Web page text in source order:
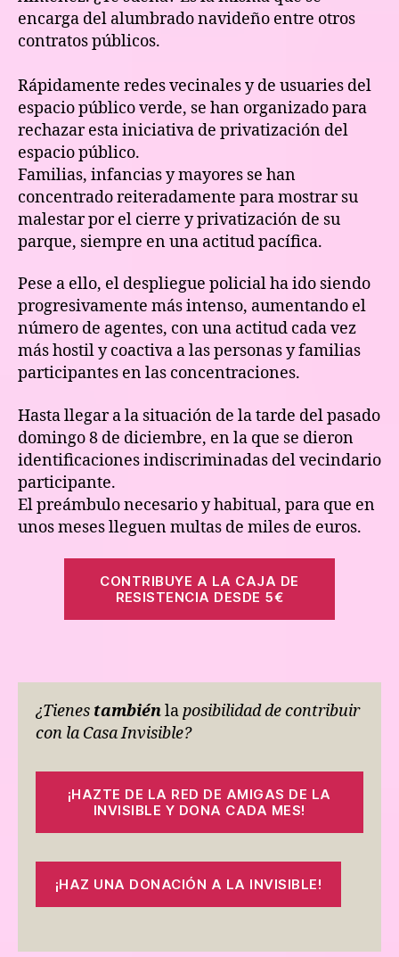
encarga del alumbrado navideño entre otros
contratos públicos.
Rápidamente redes vecinales y de usuaries del
espacio público verde, se han organizado para
rechazar esta iniciativa de privatización del
espacio público.
Familias, infancias y mayores se han
concentrado reiteradamente para mostrar su
malestar por el cierre y privatización de su
parque, siempre en una actitud pacífica.
Pese a ello, el despliegue policial ha ido siendo
progresivamente más intenso, aumentando el
número de agentes, con una actitud cada vez
más hostil y coactiva a las personas y familias
participantes en las concentraciones.
Hasta llegar a la situación de la tarde del pasado
domingo 8 de diciembre, en la que se dieron
identificaciones indiscriminadas del vecindario
participante.
El preámbulo necesario y habitual, para que en
unos meses lleguen multas de miles de euros.
CONTRIBUYE A LA CAJA DE
RESISTENCIA DESDE 5€
¿Tienes tambiénlaposibilidad de contribuir
con la Casa Invisible?
¡HAZTE DE LA RED DE AMIGAS DE LA
INVISIBLE Y DONA CADA MES!
¡HAZ UNA DONACIÓN A LA INVISIBLE!